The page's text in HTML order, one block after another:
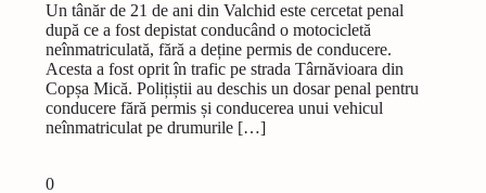
Un tânăr de 21 de ani din Valchid este cercetat penal
după ce a fost depistat conducând o motocicletă
neînmatriculată, fără a deține permis de conducere.
Acesta a fost oprit în trafic pe strada Târnăvioara din
Copșa Mică. Polițiștii au deschis un dosar penal pentru
conducere fără permis și conducerea unui vehicul
neînmatriculat pe drumurile […]
0